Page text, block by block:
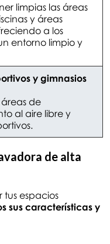
limpias las áreas
y áreas
a los
entorno limpio y
y gimnasios
de
al aire libre y
de alta
espacios
sus características y